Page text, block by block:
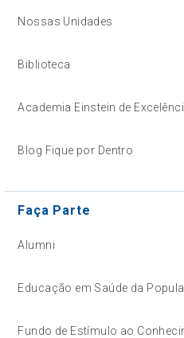
Nossas Unidades
Biblioteca
Academia Einstein de
Blog Fique por Dentro
Faça Parte
Alumni
Educação em Saúde da
Fundo de Estímulo ao